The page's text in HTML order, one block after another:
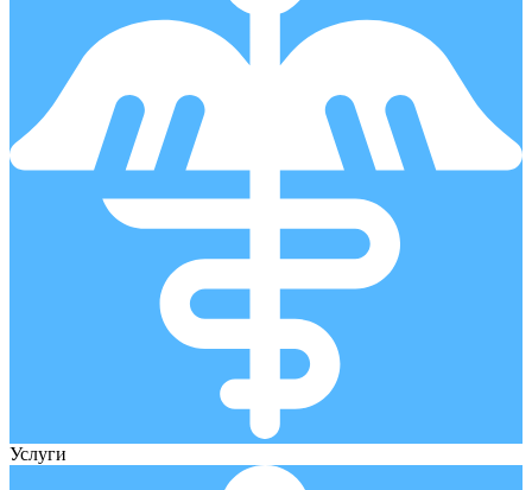
Услуги